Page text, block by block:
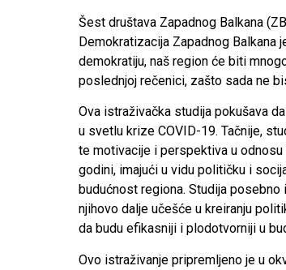
Šest društava Zapadnog Balkana
Demokratizacija Zapadnog Balkana
demokratiju, naš region će biti
poslednjoj rečenici, zašto sada ne
Ova istraživačka studija pokušava
u svetlu krize COVID-19. Tačnije,
te motivacije i perspektiva u odnosu
godini, imajući u vidu političku i
budućnost regiona. Studija
njihovo dalje učešće u kreiranju
da budu efikasniji i plodotvorniji u
Ovo istraživanje pripremljeno je u